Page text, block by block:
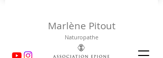
Marlène Pitout
Naturopathe